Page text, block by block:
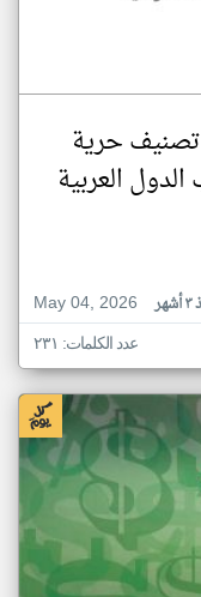
تصنيف حرية
العربية
May 04, 2026
عدد الكلمات: ٢٣١